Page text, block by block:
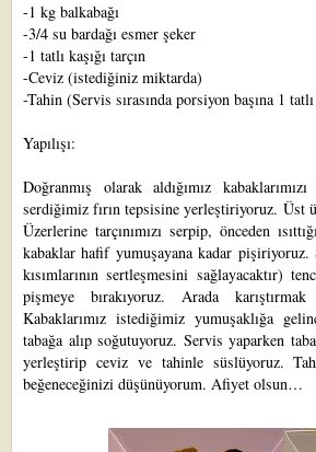
-1 kg balkabağı
-3/4 su bardağı esmer şeker
-1 tatlı kaşığı tarçın
-Ceviz (istediğiniz miktarda)
-Tahin (Servis sırasında porsiyon başına 1 tatlı
Yapılışı:
Doğranmış olarak aldığımız
serdiğimiz fırın tepsisine yerleştiriyoruz. Üst
Üzerlerine tarçınımızı serpip, önceden
kabaklar hafif yumuşayana kadar
kısımlarının sertleşmesini sağlayacaktır)
pişmeye bırakıyoruz. Arada
Kabaklarımız istediğimiz yumuşaklığa
tabağa alıp soğutuyoruz. Servis yaparken
yerleştirip ceviz ve tahinle süslüyoruz.
beğeneceğinizi düşünüyorum. Afiyet olsun…